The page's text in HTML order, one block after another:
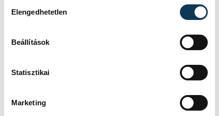
Elengedhetetlen
Beállítások
Statisztikai
Marketing